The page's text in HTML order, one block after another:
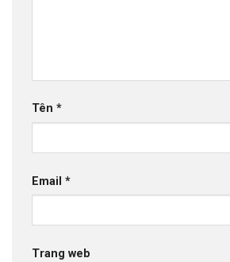
Tên *
Email *
Trang web